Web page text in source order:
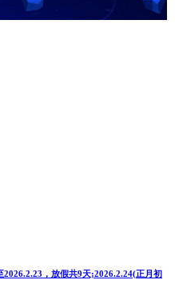
，放假共9天;2026.2.24(正月初